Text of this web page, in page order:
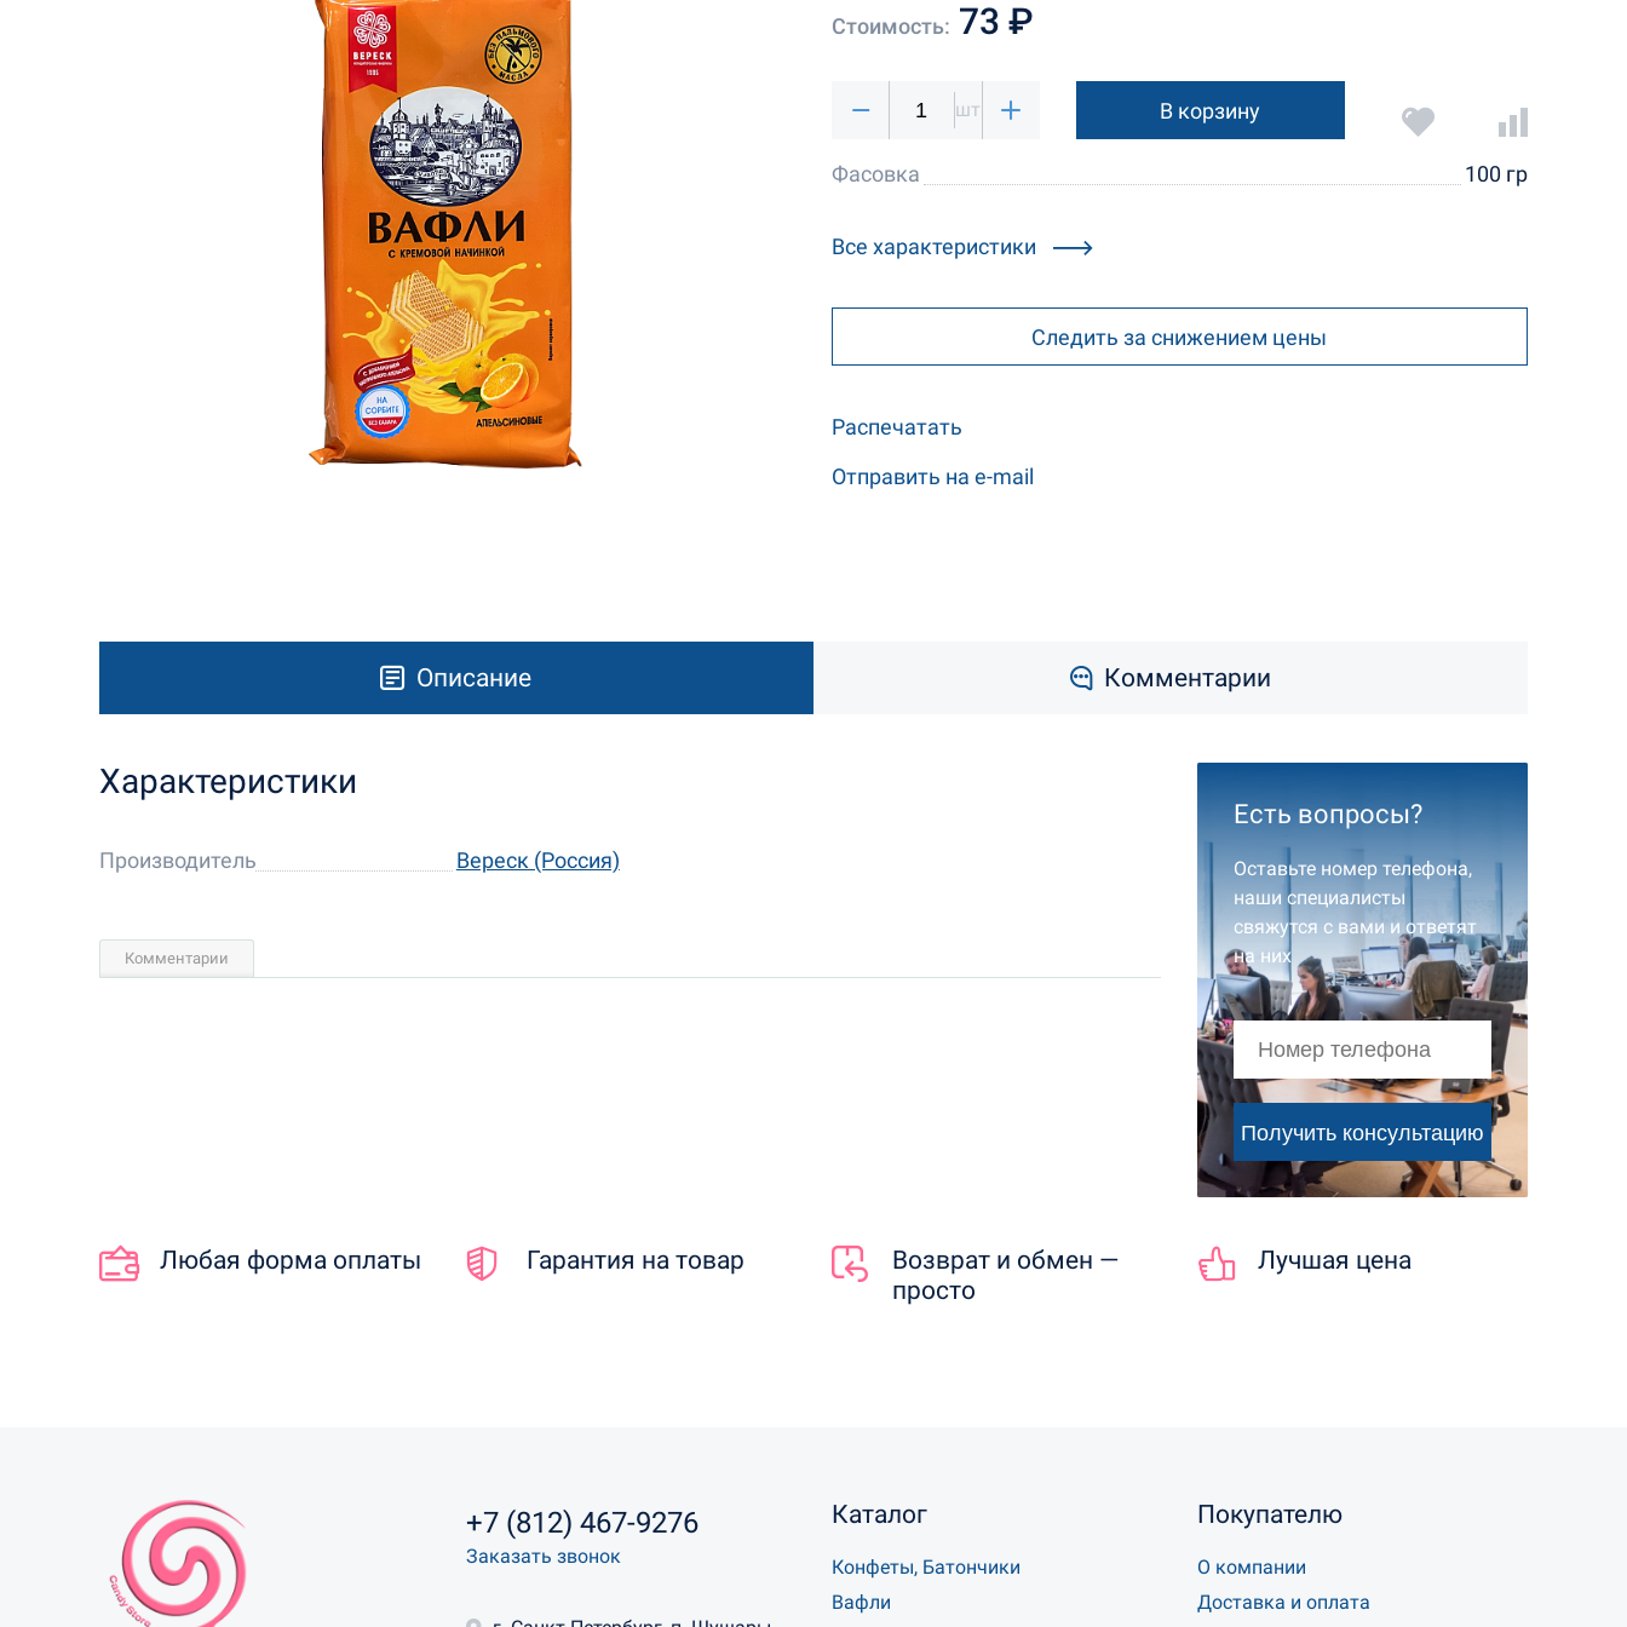
Стоимость: 73 ₽
шт В корзину
Фасовка 100 гр
Все характеристики
Следить за снижением цены
Распечатать
Отправить на e-mail
Описание Комментарии
Характеристики
Производитель Вереск (Россия)
Комментарии
Есть вопросы?
Оставьте номер телефона,
наши специалисты
свяжутся с вами и ответят
на них
Любая форма оплаты Гарантия на товар
Возврат и обмен —
просто
Лучшая цена
+7 (812) 467-9276
Заказать звонок
Каталог
Конфеты, Батончики
Вафли
Покупателю
О компании
Доставка и оплата